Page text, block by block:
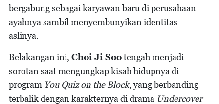
bergabung sebagai karyawan baru di perusahaan
ayahnya sambil menyembunyikan identitas
aslinya.
Belakangan ini, Choi Ji Sootengah menjadi
sorotan saat mengungkap kisah hidupnya di
program You Quiz on the Block, yang berbanding
terbalik dengan karakternya di drama Undercover